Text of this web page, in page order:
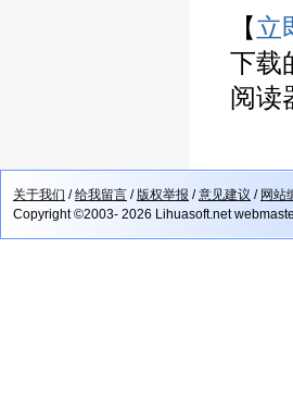
【立
下载
阅读
关于我们 /给我留言 /版权举报 /意见建议 / 网站
Copyright ©2003- 2026 Lihuasoft.net